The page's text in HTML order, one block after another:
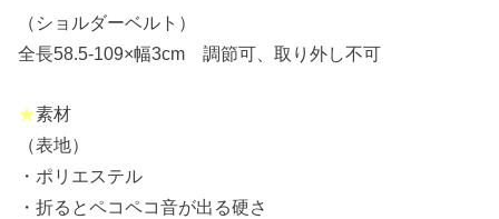
（ショルダーベルト）
全長58.5-109×幅3cm 調節可、取り外し不可
★素材
（表地）
・ポリエステル
・折るとペコペコ音が出る硬さ